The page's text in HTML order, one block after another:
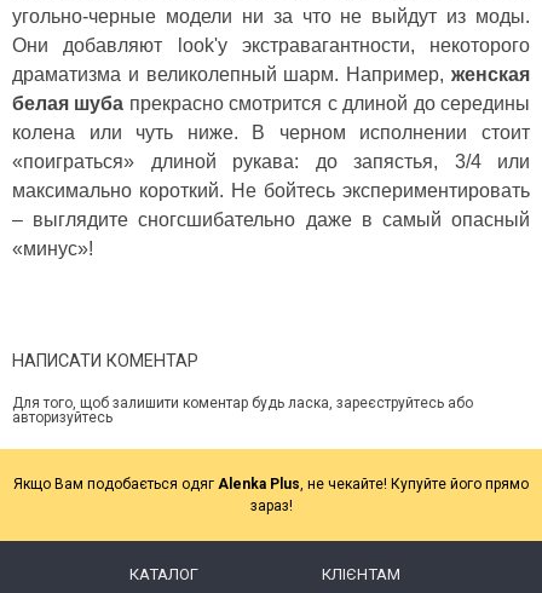
угольно-черные модели ни за что не выйдут из моды.
Они добавляют look'у экстравагантности, некоторого
драматизма и великолепный шарм. Например, женская
белая шуба прекрасно смотрится с длиной до середины
колена или чуть ниже. В черном исполнении стоит
«поиграться» длиной рукава: до запястья, 3/4 или
максимально короткий. Не бойтесь экспериментировать
– выглядите сногсшибательно даже в самый опасный
«минус»!
НАПИСАТИ КОМЕНТАР
Для того, щоб залишити коментар будь ласка, зареєструйтесь або
авторизуйтесь
Якщо Вам подобається одяг Alenka Plus, не чекайте! Купуйте його прямо
зараз!
КАТАЛОГ КЛІЄНТАМ